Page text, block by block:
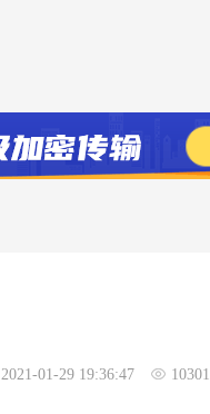
10301
2021-01-29 19:36:47